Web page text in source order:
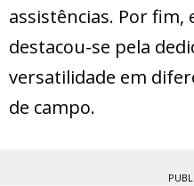
assistências. Por fim,
destacou-se pela
versatilidade em
de campo.